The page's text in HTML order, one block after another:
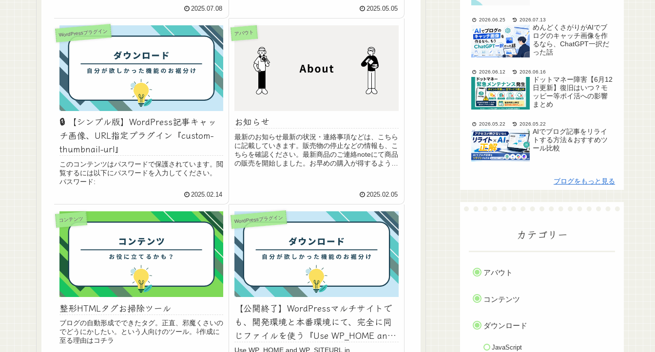
2025.07.08 2025.05.05
WordPressプラグイン
🔒️ 【シンプル版】WordPress記事キャッ
チ画像、URL指定プラグイン『custom-
thumbnail-url』
このコンテンツはパスワードで保護されています。閲
覧するには以下にパスワードを入力してください。
パスワード:
2025.02.14
アバウト
お知らせ
最新のお知らせ最新の状況・連絡事項などは、こちら
に記載していきます。販売物の停止などの情報も、こ
ちらを確認ください。最新商品のご連絡noteにて商品
の販売を開始しました。お早めの購入が得するよう
2025.02.05
コンテンツ
整形HTMLタグお掃除ツール
ブログの自動形成でできたタグ。正直、邪魔くさいの
でどうにかしたい。という人向けのツール。⇩作成に
至る理由はコチラ
WordPressプラグイン
【公開終了】WordPressマルチサイトで
も、開発環境と本番環境にて、完全に同
じファイルを使う『Use WP_HOME and
WP_SITEURL in MultiSite』
Use WP_HOME and WP_SITEURL in
2026.06.25 2026.07.13
めんどくさがりがAIでブ
ログのキャッチ画像を作
るなら、ChatGPT一択だ
った話
2026.06.12 2026.06.16
ドットマネー障害【6月12
日更新】復旧はいつ？モ
ッピー等ポイ活への影響
まとめ
2026.05.22 2026.05.22
AIでブログ記事をリライ
トする方法＆おすすめツ
ール比較
ブログをもっと見る
カテゴリー
アバウト
コンテンツ
ダウンロード
JavaScript